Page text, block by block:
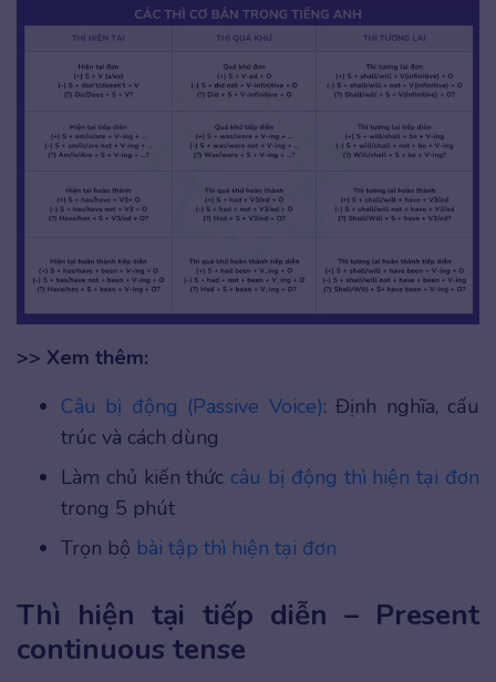
>> Xem thêm:
Câu bị động (Passive Voice): Định nghĩa, cấu
trúc và cách dùng
Làm chủ kiến thức câu bị động thì hiện tại đơn
trong 5 phút
Trọn bộ bài tập thì hiện tại đơn
Thì hiện tại tiếp diễn – Present
continuous tense